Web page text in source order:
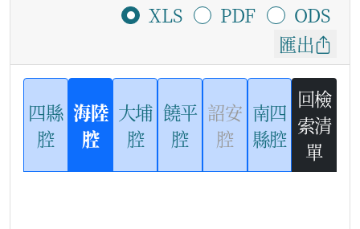
XLS
PDF
ODS
匯出
四縣
腔
海陸
腔
大埔
腔
饒平
腔
詔安
腔
南四
縣腔
回檢
索清
單